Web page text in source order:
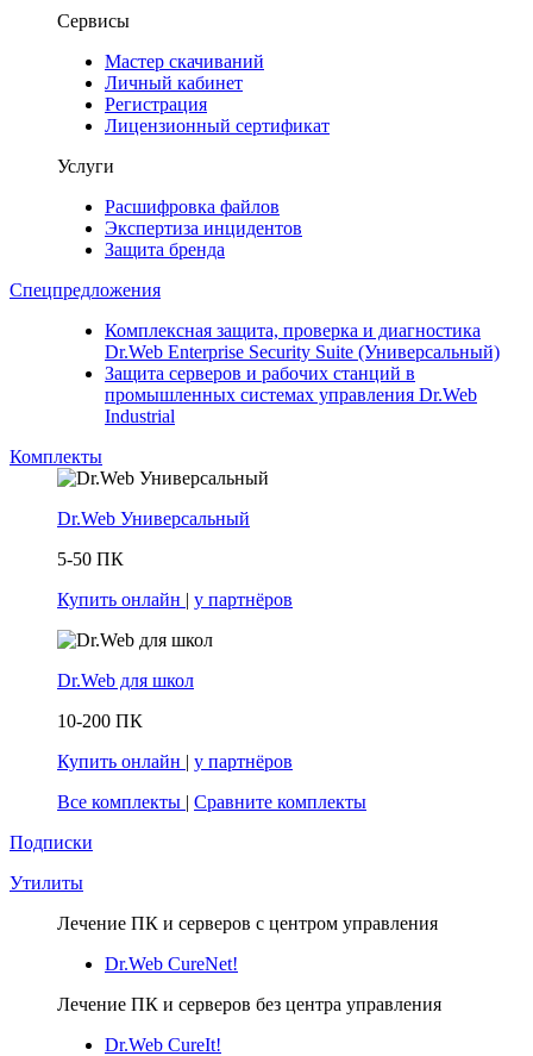
Сервисы
Мастер скачиваний
Личный кабинет
Регистрация
Лицензионный сертификат
Услуги
Расшифровка файлов
Экспертиза инцидентов
Защита бренда
Спецпредложения
Комплексная защита, проверка и диагностика
Dr.Web Enterprise Security Suite (Универсальный)
Защита серверов и рабочих станций в
промышленных системах управления Dr.Web
Industrial
Комплекты
Dr.Web Универсальный
5-50 ПК
Купить онлайн | у партнёров
Dr.Web для школ
10-200 ПК
Купить онлайн | у партнёров
Все комплекты | Сравните комплекты
Подписки
Утилиты
Лечение ПК и серверов с центром управления
Dr.Web CureNet!
Лечение ПК и серверов без центра управления
Dr.Web CureIt!